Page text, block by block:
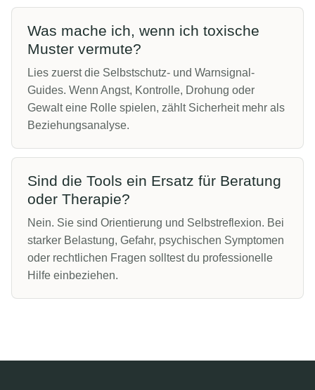
Was mache ich, wenn ich toxische
Muster vermute?
Lies zuerst die Selbstschutz- und Warnsignal-
Guides. Wenn Angst, Kontrolle, Drohung oder
Gewalt eine Rolle spielen, zählt Sicherheit mehr als
Beziehungsanalyse.
Sind die Tools ein Ersatz für Beratung
oder Therapie?
Nein. Sie sind Orientierung und Selbstreflexion. Bei
starker Belastung, Gefahr, psychischen Symptomen
oder rechtlichen Fragen solltest du professionelle
Hilfe einbeziehen.